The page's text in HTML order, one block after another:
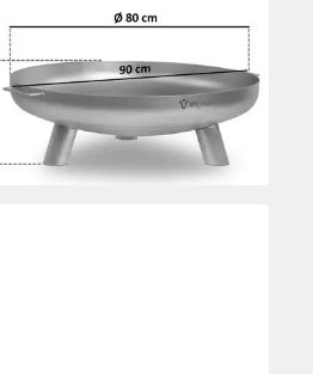
Silber, Outdoor Dreibein
(1-St)
€
- in 3-4 Werktagen bei dir